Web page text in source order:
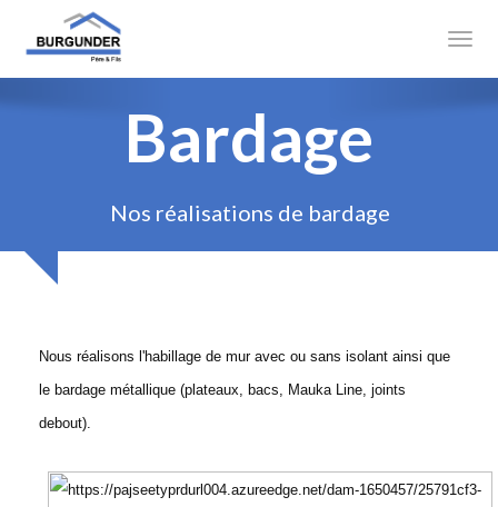
Couverture
Zinguerie
Contact
Bardage
Nos réalisations de bardage
Nous réalisons l'habillage de mur avec ou sans isolant ainsi que
le bardage métallique (plateaux, bacs, Mauka Line, joints
debout).